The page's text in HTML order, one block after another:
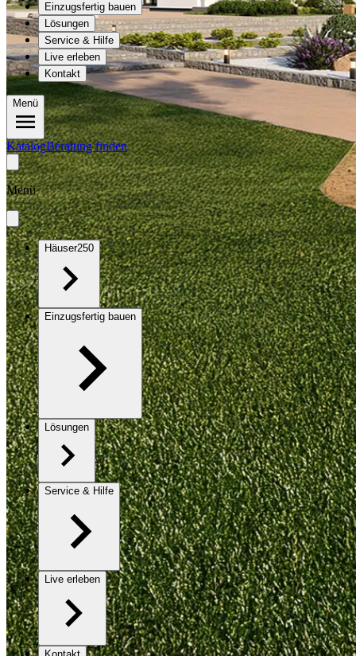
Einzugsfertig bauen
Lösungen
Service & Hilfe
Live erleben
Kontakt
Menü
KatalogBeratung finden
Menü
Häuser250
Einzugsfertig bauen
Lösungen
Service & Hilfe
Live erleben